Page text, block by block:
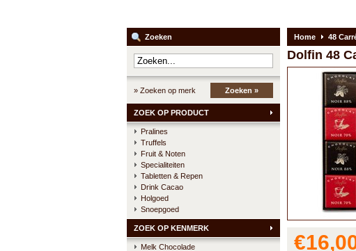
Zoeken
» Zoeken op merk Zoeken »
ZOEK OP PRODUCT
Pralines
Truffels
Fruit & Noten
Specialiteiten
Tabletten & Repen
Drink Cacao
Holgoed
Snoepgoed
ZOEK OP KENMERK
Melk Chocolade
Home 48
Dolfin 48